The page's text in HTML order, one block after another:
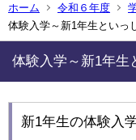
ホーム 令和６年度
体験入学～新1年生といっ
体験入学～新1年生
新1年生の体験入